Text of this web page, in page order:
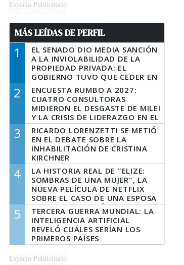
Espacio Publicitario
MÁS LEÍDAS DE PERFIL
1
EL SENADO DIO MEDIA SANCIÓN
A LA INVIOLABILIDAD DE LA
PROPIEDAD PRIVADA: EL
GOBIERNO TUVO QUE CEDER EN
LA LEY DEL MANEJO DEL FUEGO
2
ENCUESTA RUMBO A 2027:
CUATRO CONSULTORAS
MIDIERON EL DESGASTE DE MILEI
Y LA CRISIS DE LIDERAZGO EN EL
PERONISMO
3
RICARDO LORENZETTI SE METIÓ
EN EL DEBATE SOBRE LA
INHABILITACIÓN DE CRISTINA
KIRCHNER
4
LA HISTORIA REAL DE "ELIZE:
SOMBRAS DE UNA MUJER", LA
NUEVA PELÍCULA DE NETFLIX
SOBRE EL CASO DE UNA ESPOSA
QUE DESCUARTIZÓ A SU
MARIDO
5
TERCERA GUERRA MUNDIAL: LA
INTELIGENCIA ARTIFICIAL
REVELÓ CUÁLES SERÍAN LOS
PRIMEROS PAÍSES
LATINOAMERICANOS EN SER
DERROTADOS
Espacio Publicitario